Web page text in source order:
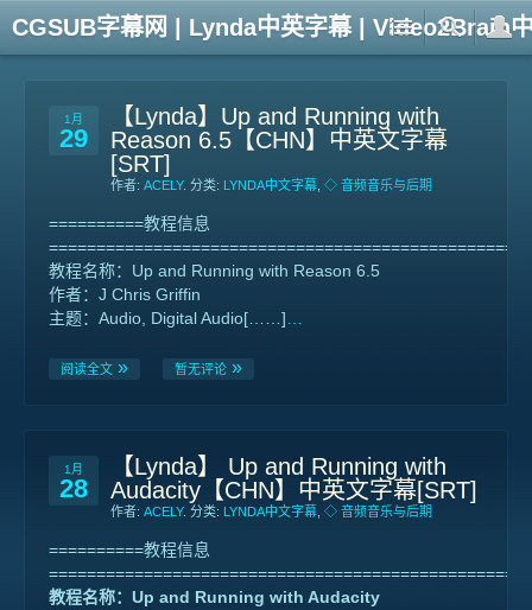
CGSUB字幕网 | Lynda中英字幕 | Video2Brain
1月
29
【Lynda】Up and Running with
Reason 6.5【CHN】中英文字幕
[SRT]
作者: ACELY. 分类: LYNDA中文字幕 ◇ 音频音乐与后期
==========教程信息
教程名称：Up and Running with Reason 6.5
作者：J Chris Griffin
主题：Audio, Digital Audio[……]
阅读全文 暂无评论
1月
28
【Lynda】 Up and Running with
Audacity【CHN】中英文字幕[SRT]
作者: ACELY. 分类: LYNDA中文字幕 ◇ 音频音乐与后期
==========教程信息
教程名称：Up and Running with Audacity